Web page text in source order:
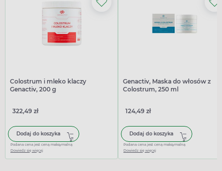
Colostrum i mleko klaczy
Genactiv, 200 g
322,49 zł
Dodaj do koszyka
Podana cena jest ceną maksymalną
Dowiedz się więcej
Genactiv, Maska do włosów z
Colostrum, 250 ml
124,49 zł
Dodaj do koszyka
Podana cena jest ceną maksymalną
Dowiedz się więcej